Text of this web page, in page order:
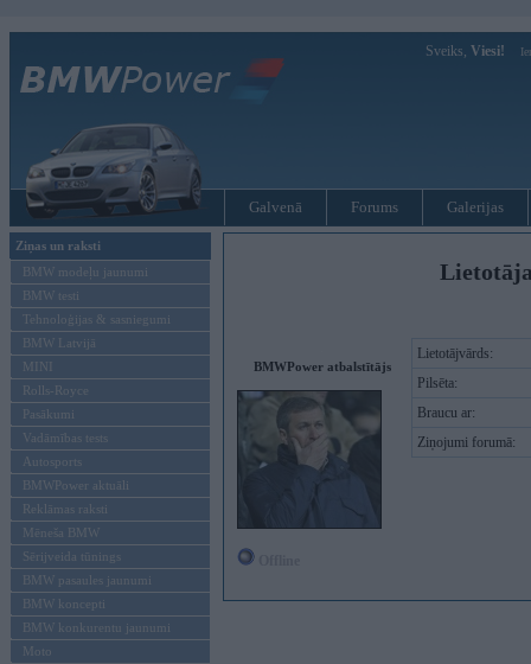
Sveiks, Viesi!
Galvenā Forums Galerijas
Ziņas un raksti
BMW modeļu jaunumi
BMW testi
Tehnoloģijas & sasniegumi
BMW Latvijā
MINI
Rolls-Royce
Pasākumi
Vadāmības tests
Autosports
BMWPower aktuāli
Reklāmas raksti
Mēneša BMW
Sērijveida tūnings
BMW pasaules jaunumi
BMW koncepti
BMW konkurentu jaunumi
Moto
BMWPower atbalstītājs
Lietotājvārds:
Pilsēta:
Braucu ar:
Ziņojumi forumā: